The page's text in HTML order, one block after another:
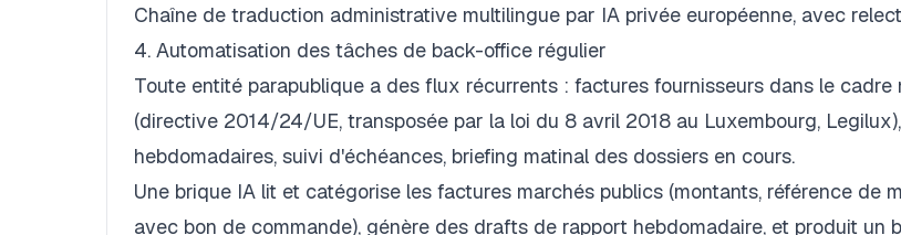
Chaîne de traduction administrative multilingue par IA privée européenne, avec
4. Automatisation des tâches de back-office régulier
Toute entité parapublique a des flux récurrents : factures fournisseurs dans le cadre
(directive 2014/24/UE, transposée par la loi du 8 avril 2018 au Luxembourg,
hebdomadaires, suivi d'échéances, briefing matinal des dossiers en cours.
Une brique IA lit et catégorise les factures marchés publics (montants, référence de
avec bon de commande), génère des drafts de rapport hebdomadaire, et produit un